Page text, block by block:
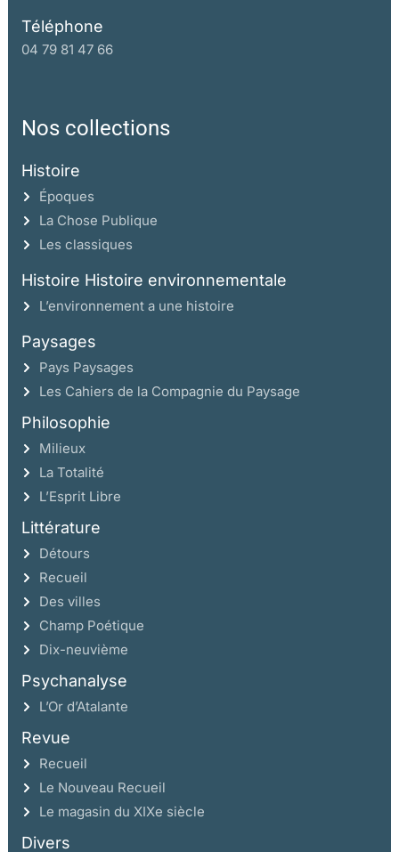
Téléphone
04 79 81 47 66
Nos collections
Histoire
Époques
La Chose Publique
Les classiques
Histoire Histoire environnementale
L’environnement a une histoire
Paysages
Pays Paysages
Les Cahiers de la Compagnie du Paysage
Philosophie
Milieux
La Totalité
L’Esprit Libre
Littérature
Détours
Recueil
Des villes
Champ Poétique
Dix-neuvième
Psychanalyse
L’Or d’Atalante
Revue
Recueil
Le Nouveau Recueil
Le magasin du XIXe siècle
Divers